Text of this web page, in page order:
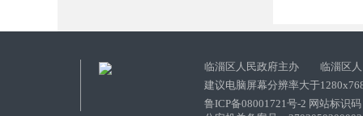
临淄区人民政府主办 临淄区人
建议电脑屏幕分辨率大于
鲁ICP备08001721号-2 网站标识